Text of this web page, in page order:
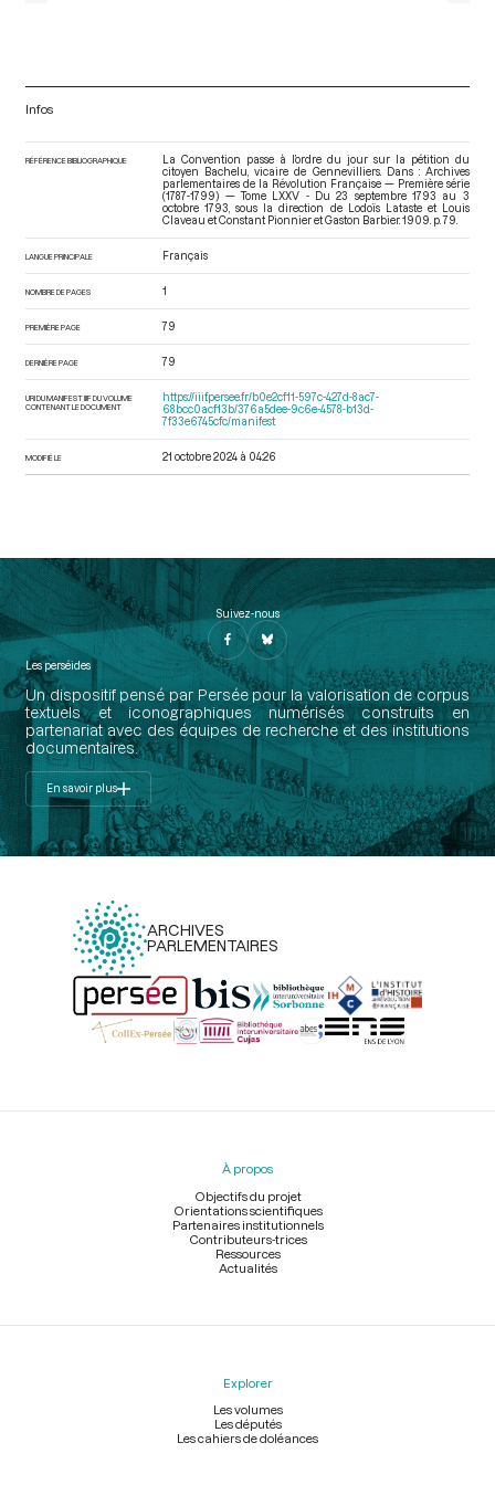
Infos
RÉFÉRENCE BIBLIOGRAPHIQUE
La Convention passe à l’ordre du jour sur la pétition du
citoyen Bachelu, vicaire de Gennevilliers. Dans : Archives
parlementaires de la Révolution Française — Première série
(1787-1799) — Tome LXXV - Du 23 septembre 1793 au 3
octobre 1793
, sous la direction de Lodoïs Lataste et Louis
Claveau et Constant Pionnier et Gaston Barbier. 1909. p. 79.
LANGUE PRINCIPALE Français
NOMBRE DE PAGES 1
PREMIÈRE PAGE 79
DERNIÈRE PAGE 79
URI DU MANIFEST IIIF DU VOLUME
CONTENANT LE DOCUMENT
https://iiif.persee.fr/b0e2cf11-597c-427d-8ac7-
68bcc0acf13b/376a5dee-9c6e-4578-b13d-
7f33e6745cfc/manifest
MODIFIÉ LE 21 octobre 2024 à 04:26
Suivez-nous
Les perséides
Un dispositif pensé par Persée pour la valorisation de corpus
textuels et iconographiques numérisés construits en
partenariat avec des équipes de recherche et des institutions
documentaires.
En savoir plus
ARCHIVES
PARLEMENTAIRES
Menu
À propos
Objectifs du projet
Orientations scientifiques
Partenaires institutionnels
Contributeurs-trices
Ressources
Actualités
Explorer
Les volumes
Les députés
Les cahiers de doléances